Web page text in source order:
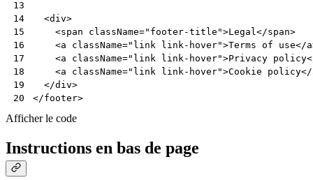
13
14
15
16
17
18
19
20
<div>
<span className="footer-title">Legal </span>
<a className="link link-hover">Terms of use</a
<a className="link link-hover">Privacy policy
<a className="link link-hover">Cookie policy</
</div>
</footer>
Afficher le code
Instructions en bas de page